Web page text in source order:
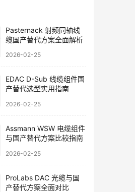
Pasternack 射频同轴线
缆国产替代方案全面解析
2026-02-25
EDAC D-Sub 线缆组件国
产替代选型实用指南
2026-02-25
Assmann WSW 电缆组件
与国产替代方案比较指南
2026-02-25
ProLabs DAC 光缆与国
产替代方案全面对比